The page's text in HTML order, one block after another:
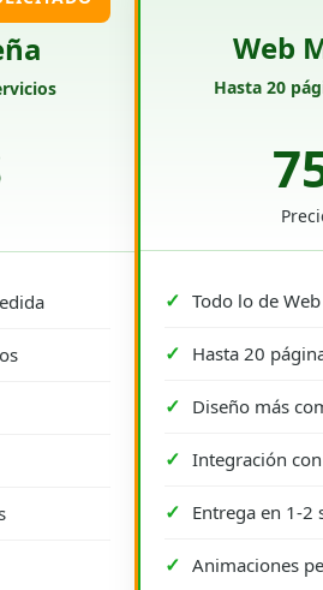
Web
Hasta 20
Todo lo de
Hasta 20
Diseño más
Integración
Entrega en 1-2
Animaciones